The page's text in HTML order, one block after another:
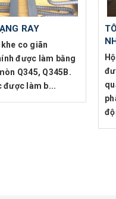
RAY
co giãn
được làm bằng
Q345, Q345B.
được làm b...